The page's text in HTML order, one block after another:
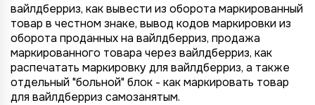
вайлдберриз, как вывести из оборота маркированный
товар в честном знаке, вывод кодов маркировки из
оборота проданных на вайлдберриз, продажа
маркированного товара через вайлдберриз, как
распечатать маркировку для вайлдберриз, а также
отдельный "больной" блок - как маркировать товар
для вайлдберриз самозанятым.